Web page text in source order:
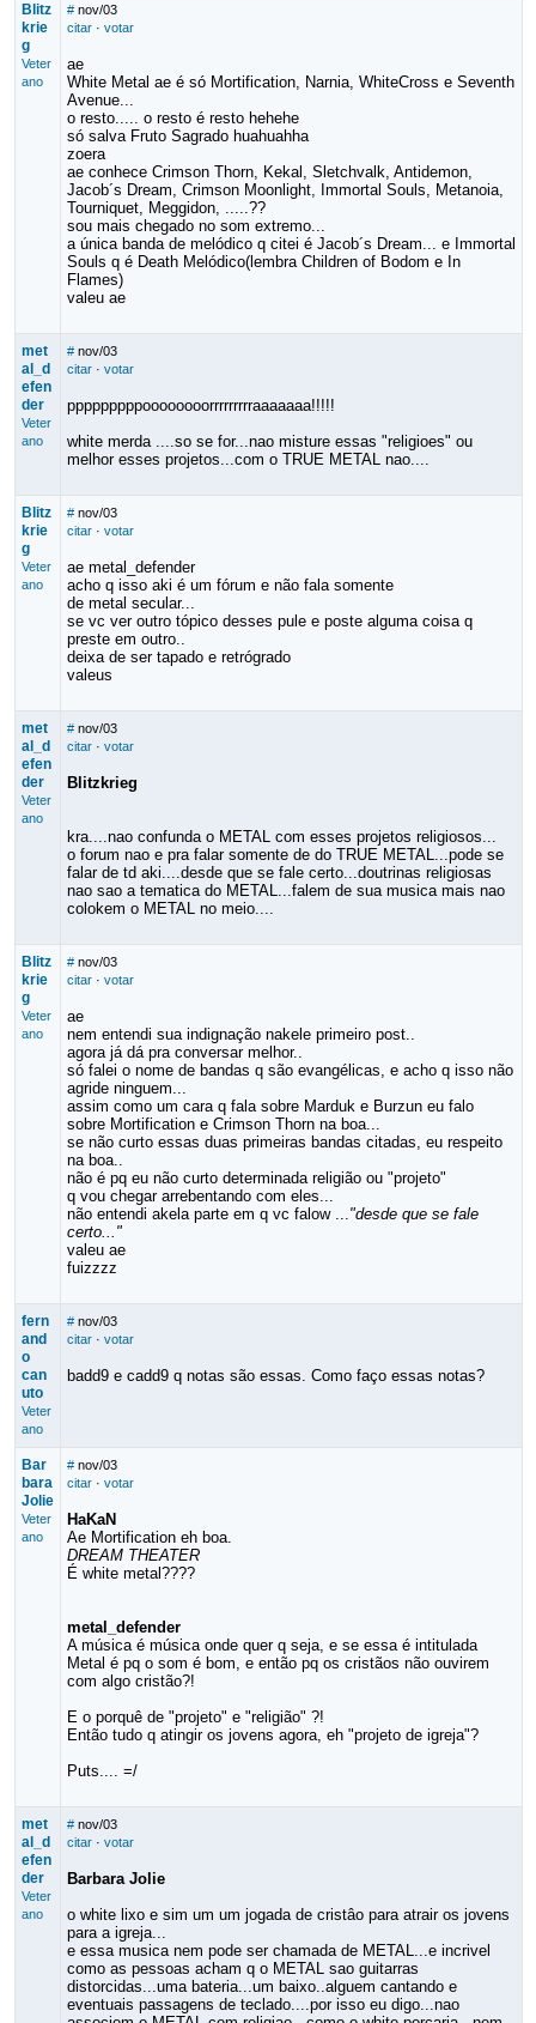
Blitz
krie
g
Veter
ano
# nov/03
citar· votar
ae
White Metal ae é só Mortification, Narnia, WhiteCross e Seventh
Avenue...
o resto..... o resto é resto hehehe
só salva Fruto Sagrado huahuahha
zoera
ae conhece Crimson Thorn, Kekal, Sletchvalk, Antidemon,
Jacob´s Dream, Crimson Moonlight, Immortal Souls, Metanoia,
Tourniquet, Meggidon, .....??
sou mais chegado no som extremo...
a única banda de melódico q citei é Jacob´s Dream... e Immortal
Souls q é Death Melódico(lembra Children of Bodom e In
Flames)
valeu ae
met
al_d
efen
der
Veter
ano
# nov/03
citar· votar
pppppppppoooooooorrrrrrrrraaaaaaa!!!!!
white merda ....so se for...nao misture essas "religioes" ou
melhor esses projetos...com o TRUE METAL nao....
Blitz
krie
g
Veter
ano
# nov/03
citar· votar
ae metal_defender
acho q isso aki é um fórum e não fala somente
de metal secular...
se vc ver outro tópico desses pule e poste alguma coisa q
preste em outro..
deixa de ser tapado e retrógrado
valeus
met
al_d
efen
der
Veter
ano
# nov/03
citar· votar
Blitzkrieg
kra....nao confunda o METAL com esses projetos religiosos...
o forum nao e pra falar somente de do TRUE METAL...pode se
falar de td aki....desde que se fale certo...doutrinas religiosas
nao sao a tematica do METAL...falem de sua musica mais nao
colokem o METAL no meio....
Blitz
krie
g
Veter
ano
# nov/03
citar· votar
ae
nem entendi sua indignação nakele primeiro post..
agora já dá pra conversar melhor..
só falei o nome de bandas q são evangélicas, e acho q isso não
agride ninguem...
assim como um cara q fala sobre Marduk e Burzun eu falo
sobre Mortification e Crimson Thorn na boa...
se não curto essas duas primeiras bandas citadas, eu respeito
na boa..
não é pq eu não curto determinada religião ou "projeto"
q vou chegar arrebentando com eles...
não entendi akela parte em q vc falow ..."desde que se fale
certo..."
valeu ae
fuizzzz
fern
and
o
can
uto
Veter
ano
# nov/03
citar· votar
badd9 e cadd9 q notas são essas. Como faço essas notas?
Bar
bara
Jolie
Veter
ano
# nov/03
citar· votar
HaKaN
Ae Mortification eh boa.
DREAM THEATER
É white metal????
metal_defender
A música é música onde quer q seja, e se essa é intitulada
Metal é pq o som é bom, e então pq os cristãos não ouvirem
com algo cristão?!
E o porquê de "projeto" e "religião" ?!
Então tudo q atingir os jovens agora, eh "projeto de igreja"?
Puts.... =/
met
al_d
efen
der
Veter
ano
# nov/03
citar· votar
Barbara Jolie
o white lixo e sim um um jogada de cristâo para atrair os jovens
para a igreja...
e essa musica nem pode ser chamada de METAL...e incrivel
como as pessoas acham q o METAL sao guitarras
distorcidas...uma bateria...um baixo..alguem cantando e
eventuais passagens de teclado....por isso eu digo...nao